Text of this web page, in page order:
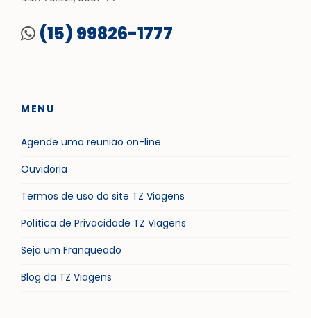
(15) 99826-1777
MENU
Agende uma reunião on-line
Ouvidoria
Termos de uso do site TZ Viagens
Política de Privacidade TZ Viagens
Seja um Franqueado
Blog da TZ Viagens